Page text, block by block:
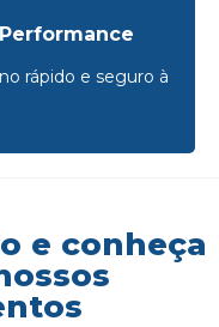
rápido e seguro à
e conheça